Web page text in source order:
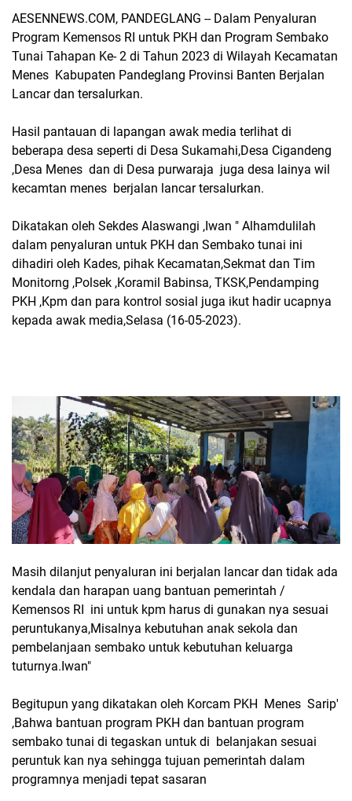
AESENNEWS.COM, PANDEGLANG -- Dalam Penyaluran
Program Kemensos RI untuk PKH dan Program Sembako
Tunai Tahapan Ke- 2 di Tahun 2023 di Wilayah Kecamatan
Menes Kabupaten Pandeglang Provinsi Banten Berjalan
Lancar dan tersalurkan.
Hasil pantauan di lapangan awak media terlihat di
beberapa desa seperti di Desa Sukamahi,Desa Cigandeng
,Desa Menes dan di Desa purwaraja juga desa lainya wil
kecamtan menes berjalan lancar tersalurkan.
Dikatakan oleh Sekdes Alaswangi ,Iwan " Alhamdulilah
dalam penyaluran untuk PKH dan Sembako tunai ini
dihadiri oleh Kades, pihak Kecamatan,Sekmat dan Tim
Monitorng ,Polsek ,Koramil Babinsa, TKSK,Pendamping
PKH ,Kpm dan para kontrol sosial juga ikut hadir ucapnya
kepada awak media,Selasa (16-05-2023).
Masih dilanjut penyaluran ini berjalan lancar dan tidak ada
kendala dan harapan uang bantuan pemerintah /
Kemensos RI ini untuk kpm harus di gunakan nya sesuai
peruntukanya,Misalnya kebutuhan anak sekola dan
pembelanjaan sembako untuk kebutuhan keluarga
tuturnya.Iwan"
Begitupun yang dikatakan oleh Korcam PKH Menes Sarip'
,Bahwa bantuan program PKH dan bantuan program
sembako tunai di tegaskan untuk di belanjakan sesuai
peruntuk kan nya sehingga tujuan pemerintah dalam
programnya menjadi tepat sasaran